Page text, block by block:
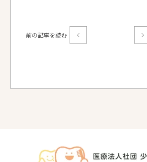
前の記事を読む